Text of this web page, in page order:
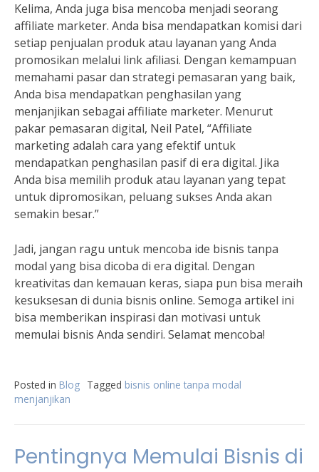
Kelima, Anda juga bisa mencoba menjadi seorang
affiliate marketer. Anda bisa mendapatkan komisi dari
setiap penjualan produk atau layanan yang Anda
promosikan melalui link afiliasi. Dengan kemampuan
memahami pasar dan strategi pemasaran yang baik,
Anda bisa mendapatkan penghasilan yang
menjanjikan sebagai affiliate marketer. Menurut
pakar pemasaran digital, Neil Patel, “Affiliate
marketing adalah cara yang efektif untuk
mendapatkan penghasilan pasif di era digital. Jika
Anda bisa memilih produk atau layanan yang tepat
untuk dipromosikan, peluang sukses Anda akan
semakin besar.”
Jadi, jangan ragu untuk mencoba ide bisnis tanpa
modal yang bisa dicoba di era digital. Dengan
kreativitas dan kemauan keras, siapa pun bisa meraih
kesuksesan di dunia bisnis online. Semoga artikel ini
bisa memberikan inspirasi dan motivasi untuk
memulai bisnis Anda sendiri. Selamat mencoba!
Posted in Blog Tagged bisnis online tanpa modal
menjanjikan
Pentingnya Memulai Bisnis di